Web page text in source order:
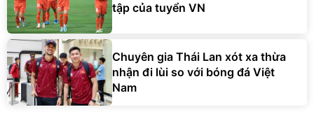
tập của tuyển VN
Chuyên gia Thái Lan xót xa thừa
nhận đi lùi so với bóng đá Việt
Nam